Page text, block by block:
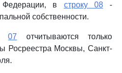
Федерации, в строку 08-
собственности.
07 отчитываются только
Росреестра Москвы, Санкт-